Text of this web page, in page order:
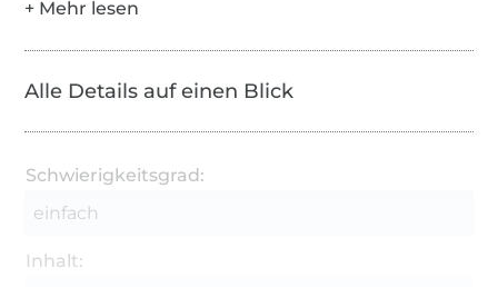
Alle Details auf einen Blick
Schwierigkeitsgrad:
einfach
Inhalt: